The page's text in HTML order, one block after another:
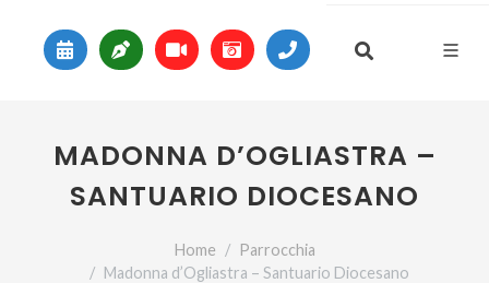
MADONNA D’OGLIASTRA –
SANTUARIO DIOCESANO
Home
Parrocchia
Madonna d’Ogliastra – Santuario Diocesano